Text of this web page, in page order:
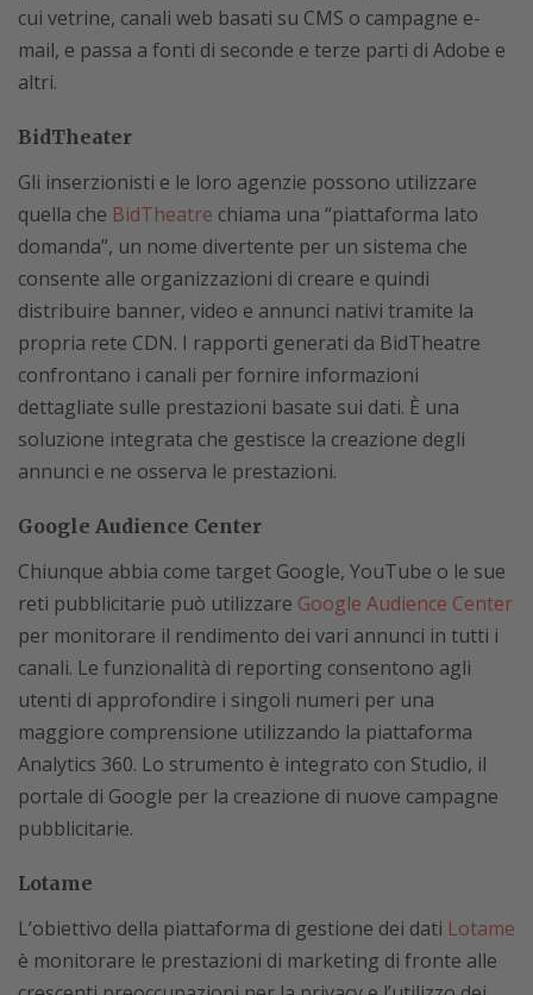
cui vetrine, canali web basati su CMS o campagne e-
mail, e passa a fonti di seconde e terze parti di Adobe e
altri.
BidTheater
Gli inserzionisti e le loro agenzie possono utilizzare
quella che BidTheatre chiama una “piattaforma lato
domanda”, un nome divertente per un sistema che
consente alle organizzazioni di creare e quindi
distribuire banner, video e annunci nativi tramite la
propria rete CDN. I rapporti generati da BidTheatre
confrontano i canali per fornire informazioni
dettagliate sulle prestazioni basate sui dati. È una
soluzione integrata che gestisce la creazione degli
annunci e ne osserva le prestazioni.
Google Audience Center
Chiunque abbia come target Google, YouTube o le sue
reti pubblicitarie può utilizzare Google Audience Center
per monitorare il rendimento dei vari annunci in tutti i
canali. Le funzionalità di reporting consentono agli
utenti di approfondire i singoli numeri per una
maggiore comprensione utilizzando la piattaforma
Analytics 360. Lo strumento è integrato con Studio, il
portale di Google per la creazione di nuove campagne
pubblicitarie.
Lotame
L’obiettivo della piattaforma di gestione dei dati Lotame
è monitorare le prestazioni di marketing di fronte alle